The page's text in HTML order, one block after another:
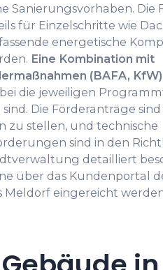
Sanierungsvorhaben. Die
für Einzelschritte wie
energetische
Eine Kombination mit
(BAFA,
die jeweiligen
Die Förderanträge
zu stellen, und technische
sind in den
detailliert
über das Kundenportal
Meldorf eingereicht